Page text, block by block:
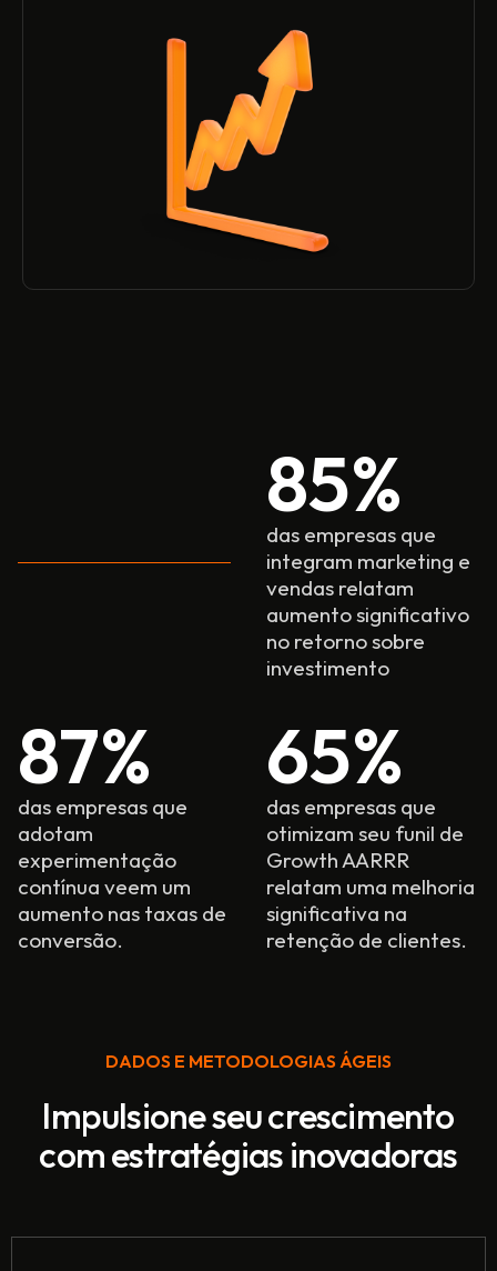
das empresas que
integram marketing e
vendas relatam
aumento significativo
no retorno sobre
investimento
85%
das empresas que
adotam
experimentação
contínua veem um
aumento nas taxas de
conversão.
87%
das empresas que
otimizam seu funil de
Growth AARRR
relatam uma melhoria
significativa na
retenção de clientes.
65%
DADOS E METODOLOGIAS ÁGEIS
Impulsione seu crescimento
com estratégias inovadoras